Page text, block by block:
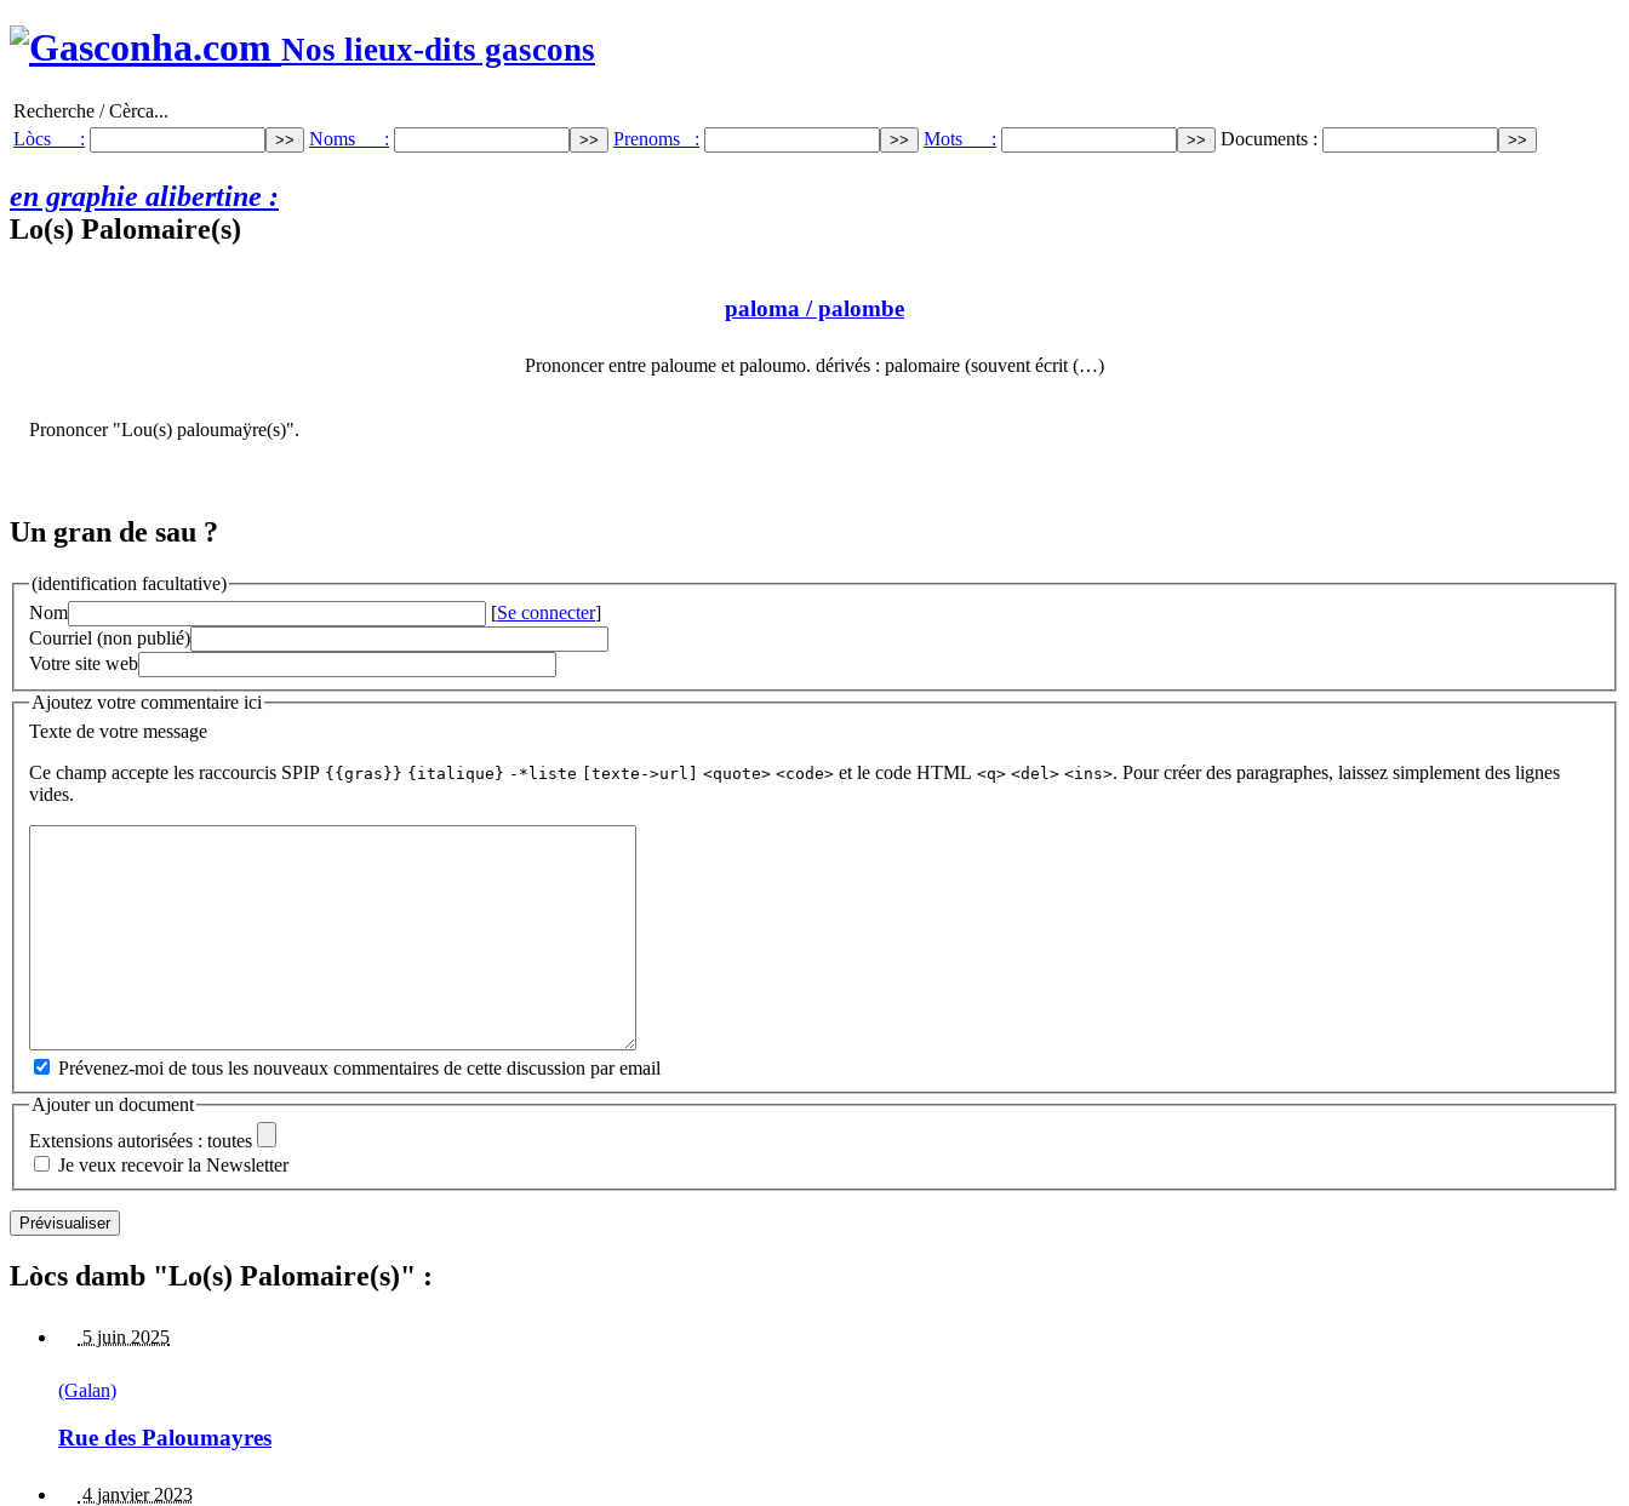
Nos lieux-dits gascons
Recherche / Cèrca...
Lòcs :
Noms : Prenoms : Mots : Documents :
en graphie alibertine :
Lo(s) Palomaire(s)
paloma / palombe
Prononcer entre paloume et paloumo. dérivés : palomaire (souvent écrit (…)
Prononcer "Lou(s) paloumaÿre(s)".
Un gran de sau ?
(identification facultative)
Nom
[Se connecter]
Courriel (non publié)
Votre site web
Ajoutez votre commentaire ici
Texte de votre message
Ce champ accepte les raccourcis SPIP {{gras}} {italique} -*liste [texte->url] <quote> <code> et le code HTML <q> <del> <ins>. Pour créer des paragraphes, laissez simplement des lignes
vides.
Prévenez-moi de tous les nouveaux commentaires de cette discussion par email
Ajouter un document
Extensions autorisées : toutes
Je veux recevoir la Newsletter
Lòcs damb "Lo(s) Palomaire(s)" :
5 juin 2025
(Galan)
Rue des Paloumayres
4 janvier 2023